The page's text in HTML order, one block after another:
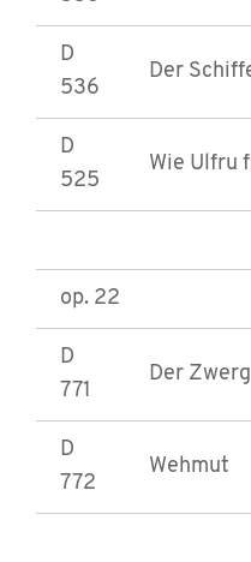
D
536
Der
D
525
Wie Ulfru
op. 22
D
771
Der Zwerg
D
772
Wehmut